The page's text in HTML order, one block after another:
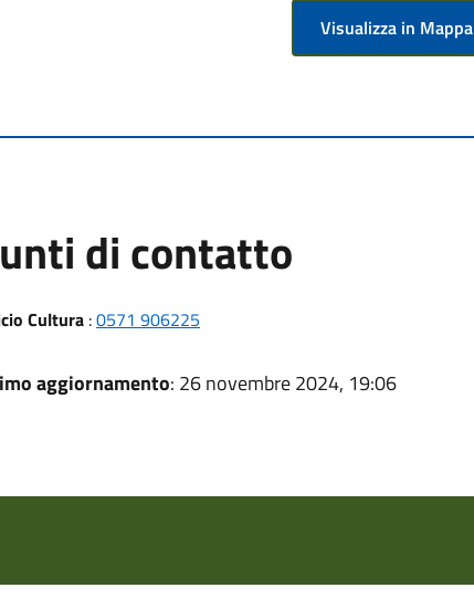
Visualizza in Mappa
di contatto
Cultura:0571 906225
aggiornamento: 26 novembre 2024, 19:06